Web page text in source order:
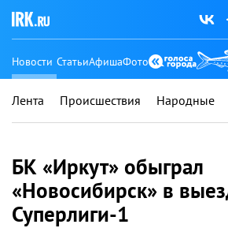
Новости СтатьиАфишаФото
Лента Происшествия Народные
БК «Иркут» обыграл
«Новосибирск» в
Суперлиги-1